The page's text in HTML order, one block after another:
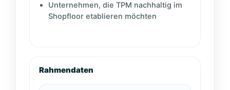
Unternehmen, die TPM nachhaltig im
Shopfloor etablieren möchten
Rahmendaten